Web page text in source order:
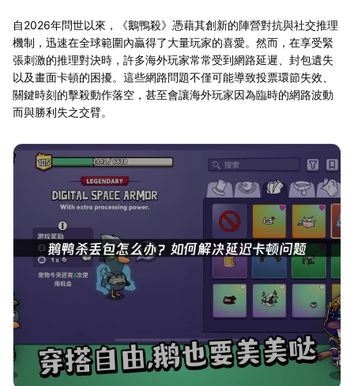
自2026年問世以來，《鵝鴨殺》憑藉其創新的陣營對抗與社交推理
機制，迅速在全球範圍內贏得了大量玩家的喜愛。然而，在享受緊
張刺激的推理對決時，許多海外玩家常常受到網路延遲、封包遺失
以及畫面卡頓的困擾。這些網路問題不僅可能導致投票環節失效、
關鍵時刻的擊殺動作落空，甚至會讓海外玩家因為臨時的網路波動
而與勝利失之交臂。